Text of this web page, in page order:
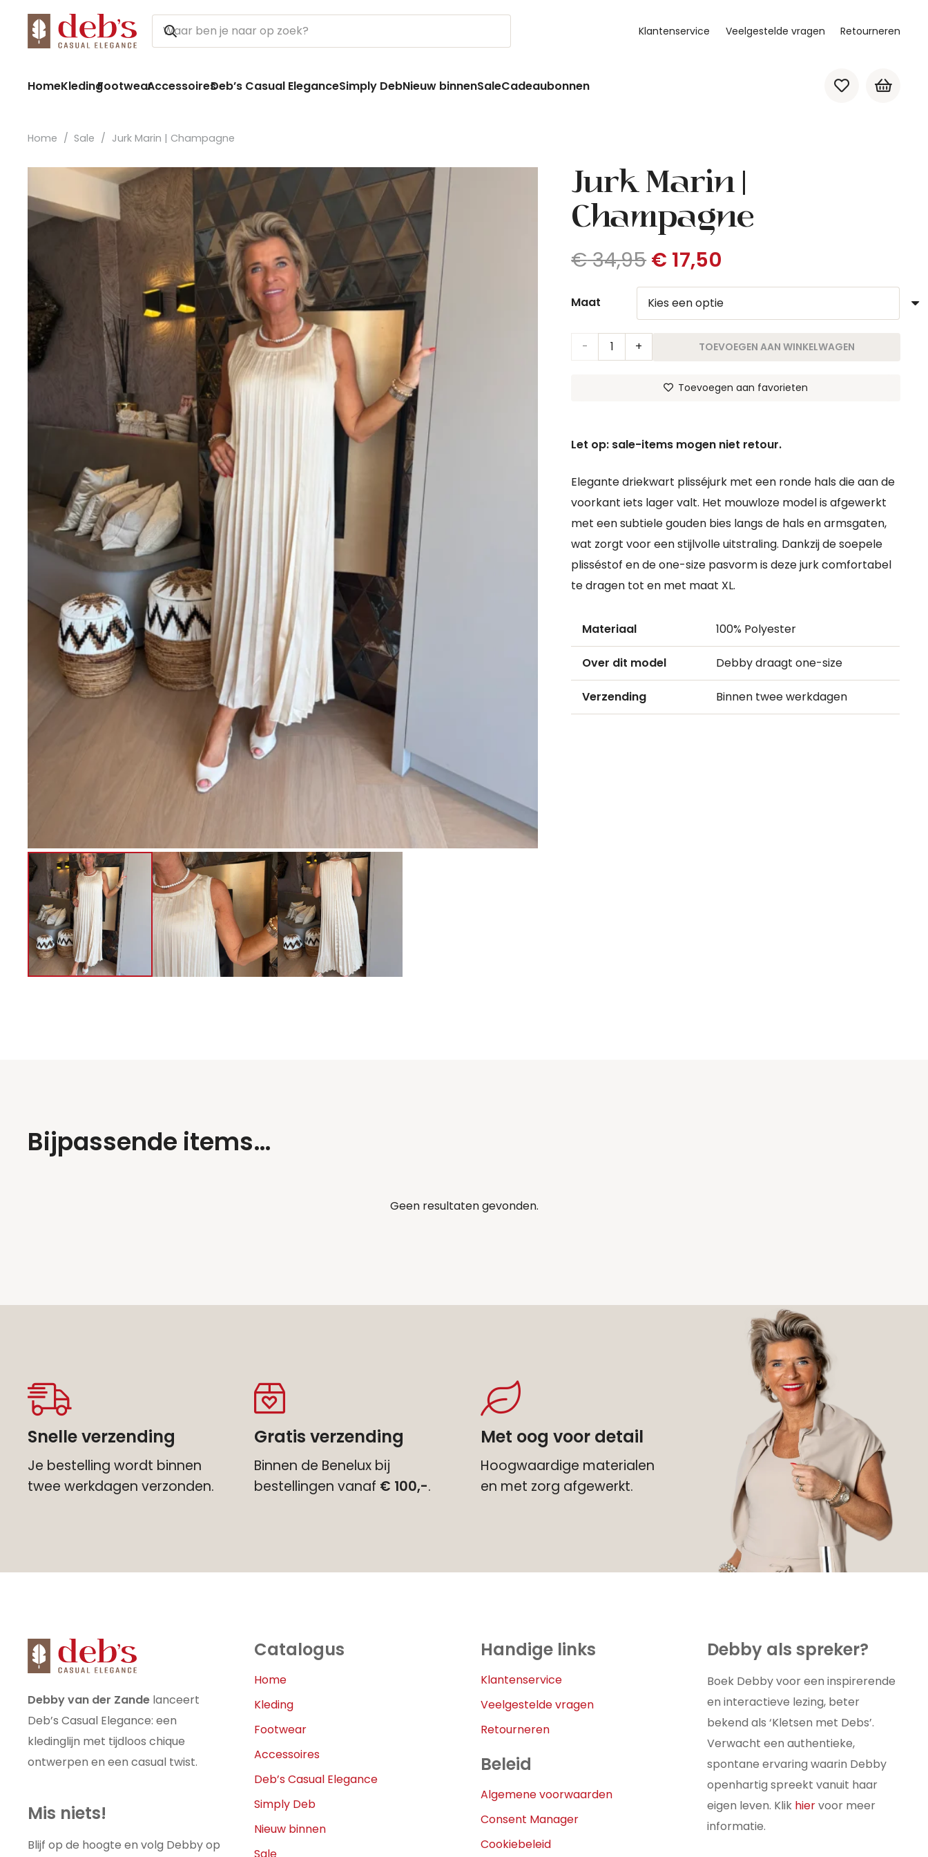
Klantenservice Veelgestelde vragen Retourneren
HomeKledingFootwearAccessoiresDeb’s Casual EleganceSimply DebNieuw binnenSaleCadeaubonnen
Home / Sale / Jurk Marin | Champagne
Jurk Marin |
Champagne
€34,95 Oorspronkelijke
prijs
was:
€ 34,95.
€ 17,50
prijs
is:
€ 17,50.
Maat
Jurk
aantal
TOEVOEGEN AAN WINKELWAGEN
Toevoegen aan favorieten
Let op: sale-items mogen niet retour.
Elegante driekwart plisséjurk met een ronde hals die aan de
voorkant iets lager valt. Het mouwloze model is afgewerkt
met een subtiele gouden bies langs de hals en armsgaten,
wat zorgt voor een stijlvolle uitstraling. Dankzij de soepele
plisséstof en de one-size pasvorm is deze jurk comfortabel
te dragen tot en met maat XL.
Materiaal 100% Polyester
Over dit model Debby draagt one-size
Verzending Binnen twee werkdagen
Bijpassende items…
Geen resultaten gevonden.
Snelle verzending
Je bestelling wordt binnen
twee werkdagen verzonden.
Gratis verzending
Binnen de Benelux bij
bestellingen vanaf € 100,-.
Met oog voor detail
Hoogwaardige materialen
en met zorg afgewerkt.
Debby van der Zande lanceert
Deb’s Casual Elegance: een
kledinglijn met tijdloos chique
ontwerpen en een casual twist.
Mis niets!
Blijf op de hoogte en volg Debby op
Catalogus
Home
Kleding
Footwear
Accessoires
Deb’s Casual Elegance
Simply Deb
Nieuw binnen
Handige links
Klantenservice
Veelgestelde vragen
Retourneren
Beleid
Algemene voorwaarden
Consent Manager
Cookiebeleid
Debby als spreker?
Boek Debby voor een inspirerende
en interactieve lezing, beter
bekend als ‘Kletsen met Debs’.
Verwacht een authentieke,
spontane ervaring waarin Debby
openhartig spreekt vanuit haar
eigen leven. Klik hiervoor meer
informatie.